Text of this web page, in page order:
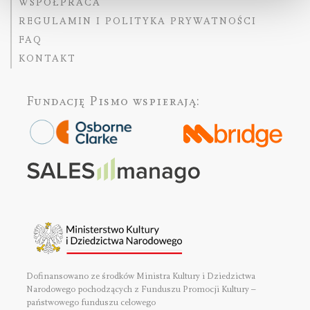
REGULAMIN I POLITYKA PRYWATNOŚCI
FAQ
KONTAKT
Fundację Pismo wspierają:
Dofinansowano ze środków Ministra Kultury i Dziedzictwa
Narodowego pochodzących z Funduszu Promocji Kultury –
państwowego funduszu celowego